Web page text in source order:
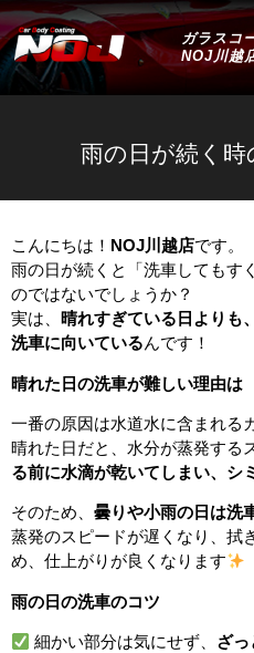
ガラスコ
NOJ川越
雨の日が続く時
こんにちは！ NOJ川越店です。
雨の日が続くと「洗車しても
のではないでしょうか？
実は、 晴れすぎている日よりも
洗車に向いているんです！
晴れた日の洗車が難しい理由は
一番の原因は水道水に含まれる
晴れた日だと、水分が蒸発する
る前に水滴が乾いてしまい、シ
そのため、 曇りや小雨の日は洗
蒸発のスピードが遅くなり、拭
め、仕上がりが良くなります
雨の日の洗車のコツ
細かい部分は気にせず、 ざ